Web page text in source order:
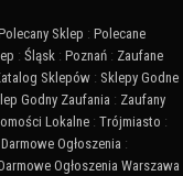
Sklep : Polecane
: Śląsk : Poznań : Zaufane
Sklepów : Sklepy Godne
Godny Zaufania : Zaufany
Lokalne : Trójmiasto :
Darmowe Ogłoszenia :
Ogłoszenia Warszawa